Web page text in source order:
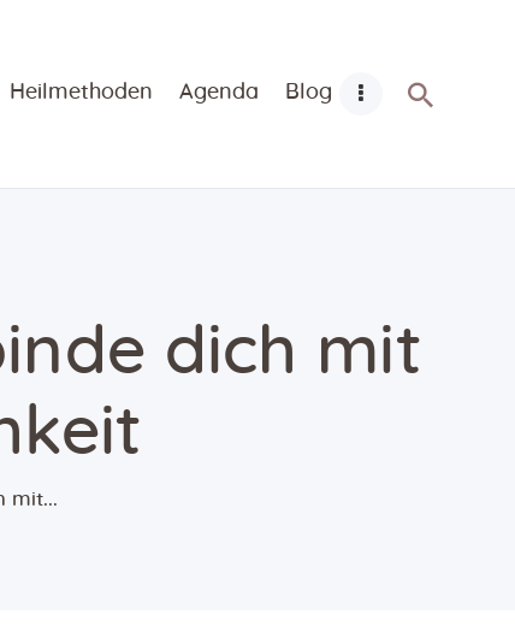
Heilmethoden Agenda Blog
dich mit
mit...